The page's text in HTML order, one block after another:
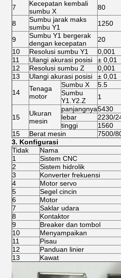
7
Kecepatan kembali
sumbu X
80
8
Sumbu jarak maks
sumbu Y1
1250
9
Sumbu Y1 bergerak
dengan kecepatan
20
10
Resolusi sumbu Y1 0,001
11
Ulangi akurasi posisi ± 0,01
12
Resolusi sumbu Z 0,001
13
Ulangi akurasi posisi ± 0,01
14
Tenaga
motor
Sumbu X 5.5
Sumbu
Y1.Y2.Z
1
15
Ukuran
mesin
panjangnya5430
lebar
2230/
tinggi
1560
15
Berat mesin 7500/
3. Konfigurasi
Tidak
Nama
1
Sistem CNC
2
Sistem hidrolik
3
Konverter frekuensi
4
Motor servo
5
Segel cincin
6
Motor
7
Saklar udara
8
Kontaktor
9
Breaker dan tombol
10
Menyampaikan
11
Pisau
12
Panduan linier
13
Kawat